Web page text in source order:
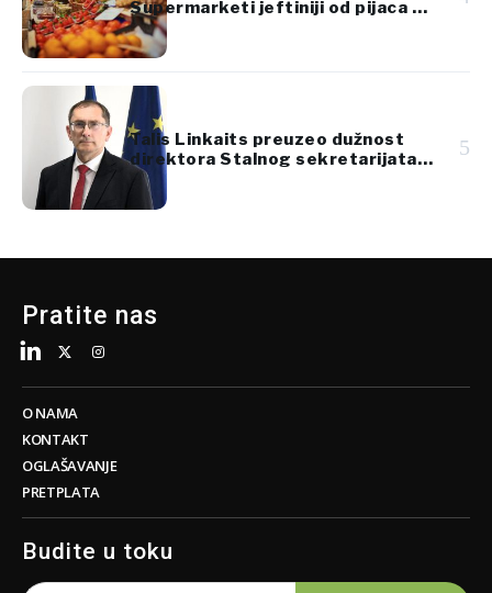
Supermarketi jeftiniji od pijaca za
voće i povrće
Talis Linkaits preuzeo dužnost
direktora Stalnog sekretarijata
Transportne zajednice
5
Pratite nas
O NAMA
KONTAKT
OGLAŠAVANJE
PRETPLATA
Budite u toku